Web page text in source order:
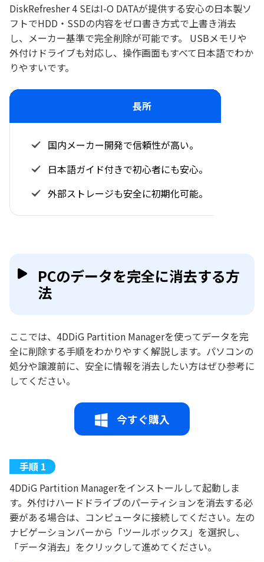
DiskRefresher 4 SEはI-O DATAが提供する安心の日本製ソ
フトでHDD・SSDの内容をゼロ書き方式で上書き消去
し、メーカー基準で完全削除が可能です。 USBメモリや
外付けドライブも対応し、操作画面もすべて日本語でわか
りやすいです。
長所
国内メーカー開発で信頼性が高い。
日本語ガイド付きで初心者にも安心。
外部ストレージも安全に初期化可能。
PCのデータを完全に消去する方
法
ここでは、4DDiG Partition Managerを使ってデータを完
全に削除する手順をわかりやすく解説します。パソコンの
処分や譲渡前に、安全に情報を消去したい方はぜひ参考に
してください。
今すぐ購入
4DDiG Partition Managerをインストールして起動しま
す。外付けハードドライブのパーティションを消去する必
要がある場合は、コンピュータに接続してください。左の
ナビゲーションバーから「ツールボックス」を選択し、
「データ消去」をクリックして進めてください。